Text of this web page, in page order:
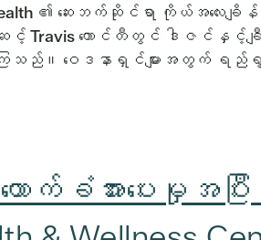
၏ ဆေးဘက်ဆိုင်ရာ ကိုယ်အလေးချိ
Travis ကောင်တီတွင် ဒါဇင်နှင့်ချီ
ကြသည်။ ဝေဒနာရှင်များအတွက် ရည်ရွ
ထောက်ခံအားပေးမှုအ